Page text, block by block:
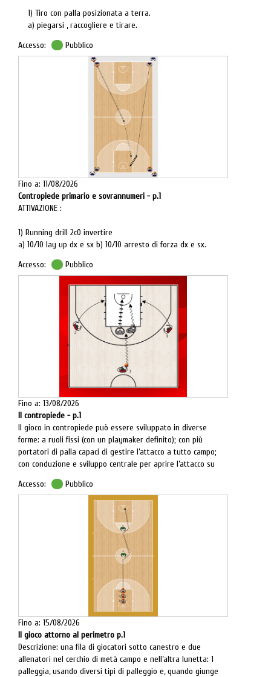
1) Tiro con palla posizionata a terra.
a) piegarsi , raccogliere e tirare.
Accesso:
Pubblico
Fino a: 11/08/2026
Contropiede primario e sovrannumeri - p.1
ATTIVAZIONE :
1) Running drill 2c0 invertire
a) 10/10 lay up dx e sx b) 10/10 arresto di forza dx e sx.
N.B.: mandare a tirare il compagno con senza l'uso del
Accesso: Pubblico
Fino a: 13/08/2026
Il contropiede - p.1
Il gioco in contropiede può essere sviluppato in diverse
forme: a ruoli fissi (con un playmaker definito); con più
portatori di palla capaci di gestire l’attacco a tutto campo;
con conduzione e sviluppo centrale per aprire l’attacco su
Accesso: Pubblico
Fino a: 15/08/2026
Il gioco attorno al perimetro p.1
Descrizione: una fila di giocatori sotto canestro e due
allenatori nel cerchio di metà campo e nell’altra lunetta: 1
palleggia, usando diversi tipi di palleggio e, quando giunge